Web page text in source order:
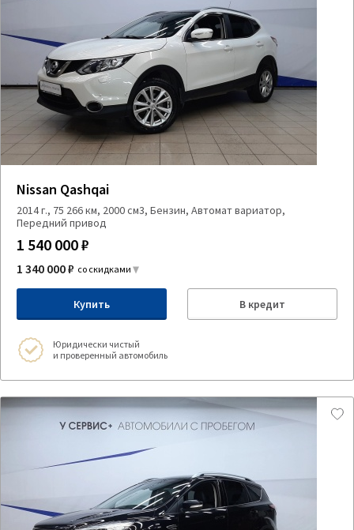
Nissan Qashqai
2014 г., 75 266 км, 2000 см3, Бензин, Автомат вариатор,
Передний привод
1 540 000 ₽
1 340 000 ₽ со скидками
Купить В кредит
Юридически чистый
и проверенный автомобиль